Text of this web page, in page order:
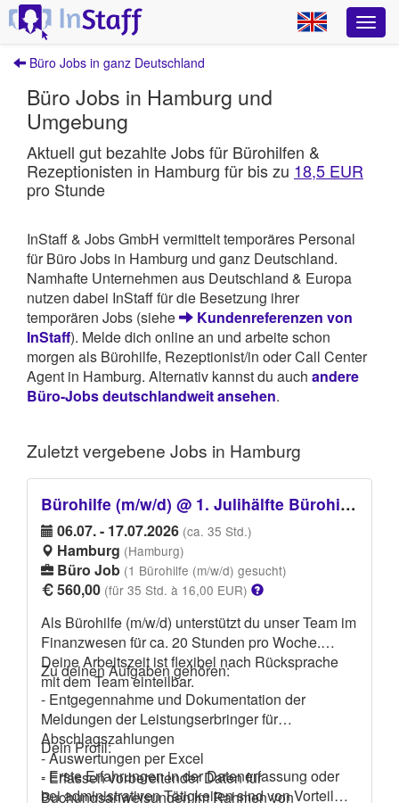
Büro Jobs in ganz Deutschland
Büro Jobs in Hamburg und
Umgebung
Aktuell gut bezahlte Jobs für Bürohilfen &
Rezeptionisten in Hamburg für bis zu 18,5 EUR
pro Stunde
InStaff & Jobs GmbH vermittelt temporäres Personal
für Büro Jobs in Hamburg und ganz Deutschland.
Namhafte Unternehmen aus Deutschland & Europa
nutzen dabei InStaff für die Besetzung ihrer
temporären Jobs (siehe
Kundenreferenzen von
InStaff). Melde dich online an und arbeite schon
morgen als Bürohilfe, Rezeptionist/in oder Call Center
Agent in Hamburg. Alternativ kannst du auch andere
Büro-Jobs deutschlandweit ansehen.
Zuletzt vergebene Jobs in Hamburg
Bürohilfe (m/w/d) @ 1. Julihälfte Bürohilfe (m/w/d) Datenerfassung und Auswertung
06.07. - 17.07.2026 (ca. 35 Std.)
Hamburg (Hamburg)
Büro Job (1 Bürohilfe (m/w/d) gesucht)
560,00 (für 35 Std. à 16,00 EUR)
Als Bürohilfe (m/w/d) unterstützt du unser Team im
Finanzwesen für ca. 20 Stunden pro Woche.
Deine Arbeitszeit ist flexibel nach Rücksprache
mit dem Team einteilbar.
Zu deinen Aufgaben gehören:
- Entgegennahme und Dokumentation der
Meldungen der Leistungserbringer für
Abschlagszahlungen
- Auswertungen per Excel
- Erfassen vorbereitender Daten für
Buchungsanweisungen im Rahmen von
Dein Profil:
- Erste Erfahrungen in der Datenerfassung oder
bei administrativen Tätigkeiten sind von Vorteil